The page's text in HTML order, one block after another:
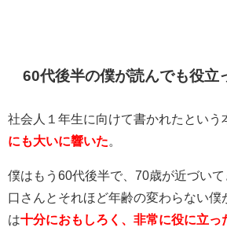
60代後半の僕が読んでも役立
社会人１年生に向けて書かれたという
にも大いに響いた
僕はもう60代後半で、70歳が近づい
口さんとそれほど年齢の変わらない僕
は十分におもしろく、非常に役に立っ